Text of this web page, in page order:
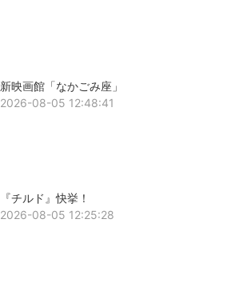
新映画館「なかごみ座」
2026-08-05 12:48:41
『チルド』快挙！
2026-08-05 12:25:28